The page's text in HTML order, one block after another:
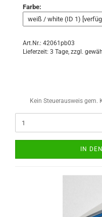
Farbe:
Art.Nr.: 42061pb03
Lieferzeit: 3 Tage, zzgl.
Kein Steuerausweis gem.
IN